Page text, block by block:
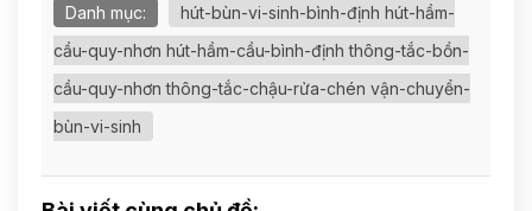
Danh mục:
hút-bùn-vi-sinh-bình-định hút-hầm-
cầu-quy-nhơn hút-hầm-cầu-bình-định thông-tắc-bồn-
cầu-quy-nhơn thông-tắc-chậu-rửa-chén vận-chuyển-
bùn-vi-sinh